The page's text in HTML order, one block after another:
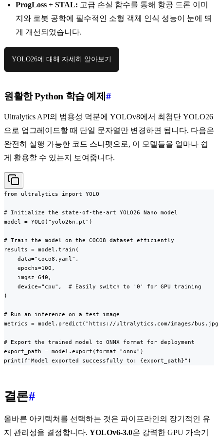
ProgLoss + STAL: 고급 손실 함수를 통해 항공 드론 이미
지와 로봇 공학에 필수적인 소형 객체 인식 성능이 눈에 띄
게 개선되었습니다.
YOLO26에 대해 자세히 알아보기
원활한 Python 학습 예제 #
Ultralytics API의 범용성 덕분에 YOLOv8에서 최첨단 YOLO26
으로 업그레이드할 때 단일 문자열만 변경하면 됩니다. 다음은
완전히 실행 가능한 코드 스니펫으로, 이 모델들을 얼마나 쉽
게 활용할 수 있는지 보여줍니다.
from ultralytics import YOLO
# Initialize the state-of-the-art YOLO26 Nano model
model = YOLO("yolo26n.pt")
# Train the model on the COCO8 dataset efficiently
results = model.train(
    data="coco8.yaml",
    epochs=100,
    imgsz=640,
    device="cpu",  # Easily switch to '0' for GPU training
)
# Run an inference on a test image
metrics = model.predict("https://ultralytics.com/images/
# Export the trained model to ONNX format for deployment
export_path = model.export(format="onnx")
print(f"Model exported successfully to: {export_path}")
결론#
올바른 아키텍처를 선택하는 것은 파이프라인의 장기적인 유
지 관리성을 결정합니다. YOLOv6-3.0은 강력한 GPU 가속기